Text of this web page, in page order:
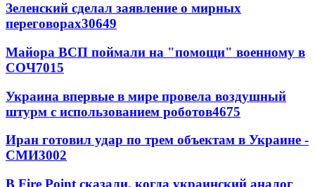
Зеленский сделал заявление о мирных
переговорах30649
Майора ВСП поймали на "помощи" военному в
СОЧ7015
Украина впервые в мире провела воздушный
штурм с использованием роботов4675
Иран готовил удар по трем объектам в Украине -
СМИ3002
В Fire Point сказали, когда украинский аналог